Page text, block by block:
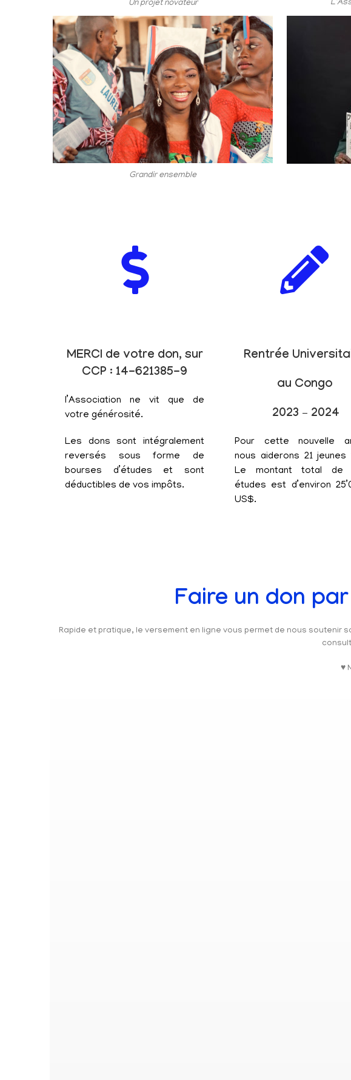
Un projet novateur
Grandir ensemble
MERCI de votre don, sur
CCP : 14-621385-9
l’Association ne vit que de
votre générosité.
Les dons sont intégralement
reversés sous forme de
bourses d’études et sont
déductibles de vos impôts.
Rentrée
au Congo
2023 – 2024
Pour cette nouvelle
nous aiderons 21 jeunes
Le montant total de
études est d’environ
US$.
Faire un don
Rapide et pratique, le versement en ligne vous permet de nous
♥